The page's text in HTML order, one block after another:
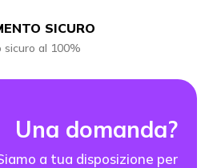
SICURO
sicuro al 100%
Una domanda?
a tua disposizione per